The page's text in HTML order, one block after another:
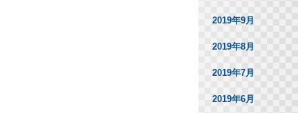
2019年9月
2019年8月
2019年7月
2019年6月